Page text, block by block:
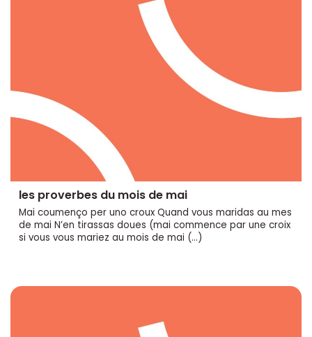
les proverbes du mois de mai
Mai coumenço per uno croux Quand vous maridas au mes
de mai N’en tirassas doues (mai commence par une croix
si vous vous mariez au mois de mai (…)